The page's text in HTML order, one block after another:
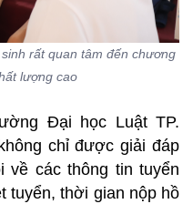
rất quan tâm đến chương
lượng cao
Đại học Luật TP.
chỉ được giải đáp
về các thông tin tuyển
tuyển, thời gian nộp hồ